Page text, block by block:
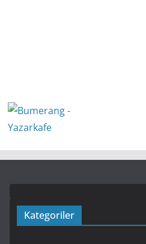
Kategoriler